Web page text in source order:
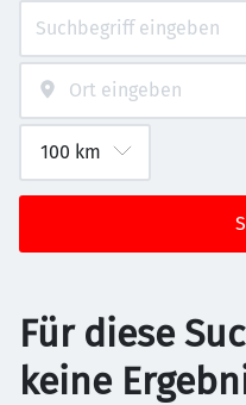
Für diese
keine